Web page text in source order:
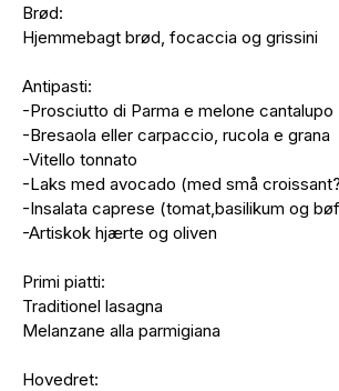
Brød:
Hjemmebagt brød, focaccia og grissini
Antipasti:
-Prosciutto di Parma e melone cantalupo
-Bresaola eller carpaccio, rucola e grana
-Vitello tonnato
-Laks med avocado (med små
-Insalata caprese (tomat,basilikum og
-Artiskok hjærte og oliven
Primi piatti:
Traditionel lasagna
Melanzane alla parmigiana
Hovedret: